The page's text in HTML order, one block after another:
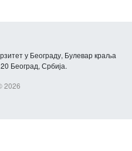
у Београду, Булевар краља
Београд, Србија.
2026